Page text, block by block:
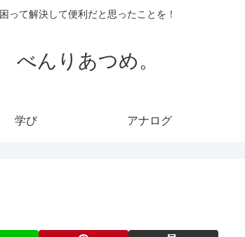
困って解決して便利だと思ったことを！
べんりあつめ。
学び アナログ